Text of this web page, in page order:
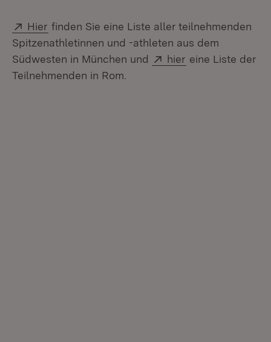
Extern:
Hier (Öffnet in neuem Fenster)
finden Sie eine Liste aller teilnehmenden
Spitzenathletinnen und -athleten aus dem
Südwesten in München und
Extern:
hier (Öffnet in
eine Liste der
Teilnehmenden in Rom.